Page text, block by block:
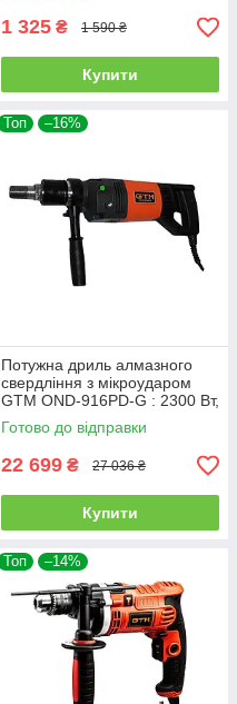
1 325 ₴ 1 590 ₴
Купити
Топ –16%
Потужна дриль алмазного
свердління з мікроударом
GTM OND-916PD-G : 2300 Вт,
1700 об/хв, патрон 1 1/4"
(37422)
Готово до відправки
22 699 ₴ 27 036 ₴
Купити
Топ –14%